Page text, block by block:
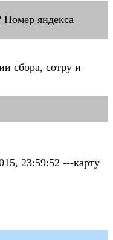
яндекса
сбора, сотру и
23:59:52 ---карту